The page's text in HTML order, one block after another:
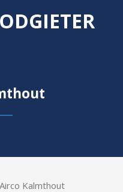
Kalmthout